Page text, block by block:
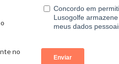
no